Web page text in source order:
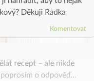
Děkuji Radka
Komentovat
recept – ale nikde
o odpověď…